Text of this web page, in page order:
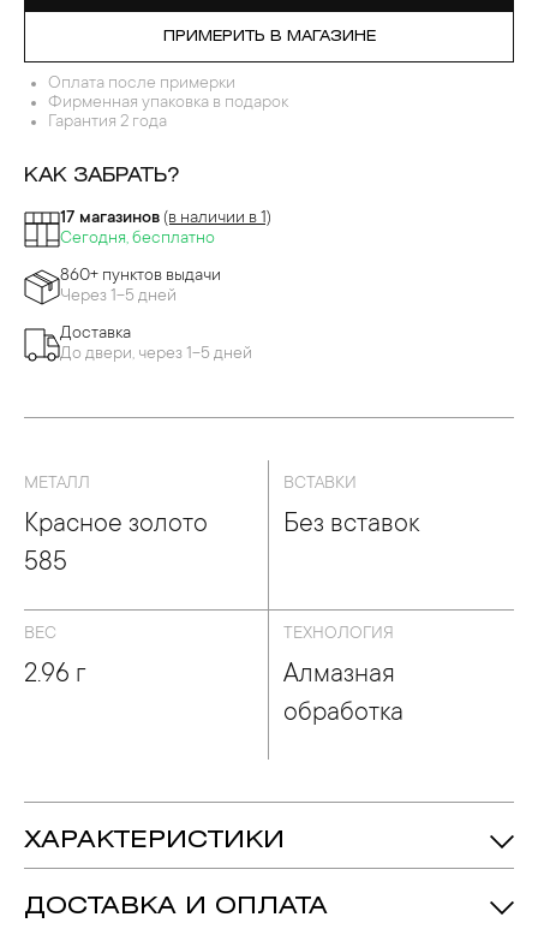
ПРИМЕРИТЬ В МАГАЗИНЕ
Оплата после примерки
Фирменная упаковка в подарок
Гарантия 2 года
КАК ЗАБРАТЬ?
17 магазинов (в наличии в 1)
Сегодня, бесплатно
860+ пунктов выдачи
Через 1-5 дней
Доставка
До двери, через 1-5 дней
МЕТАЛЛ
Красное золото
585
ВСТАВКИ
Без вставок
ВЕС
2.96 г
ТЕХНОЛОГИЯ
Алмазная
обработка
ХАРАКТЕРИСТИКИ
Диаметр: 0.6 мм
ДОСТАВКА И ОПЛАТА